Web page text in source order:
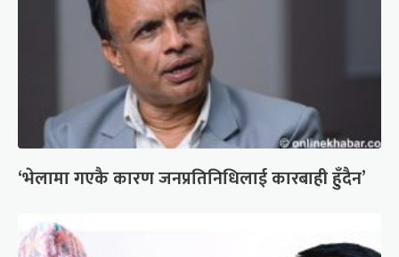
‘भेलामा गएकै कारण जनप्रतिनिधिलाई कारबाही हुँदैन’